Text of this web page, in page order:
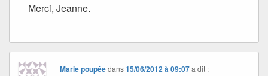
Merci, Jeanne.
Marie poupéedans15/06/2012 à 09:07 a dit :